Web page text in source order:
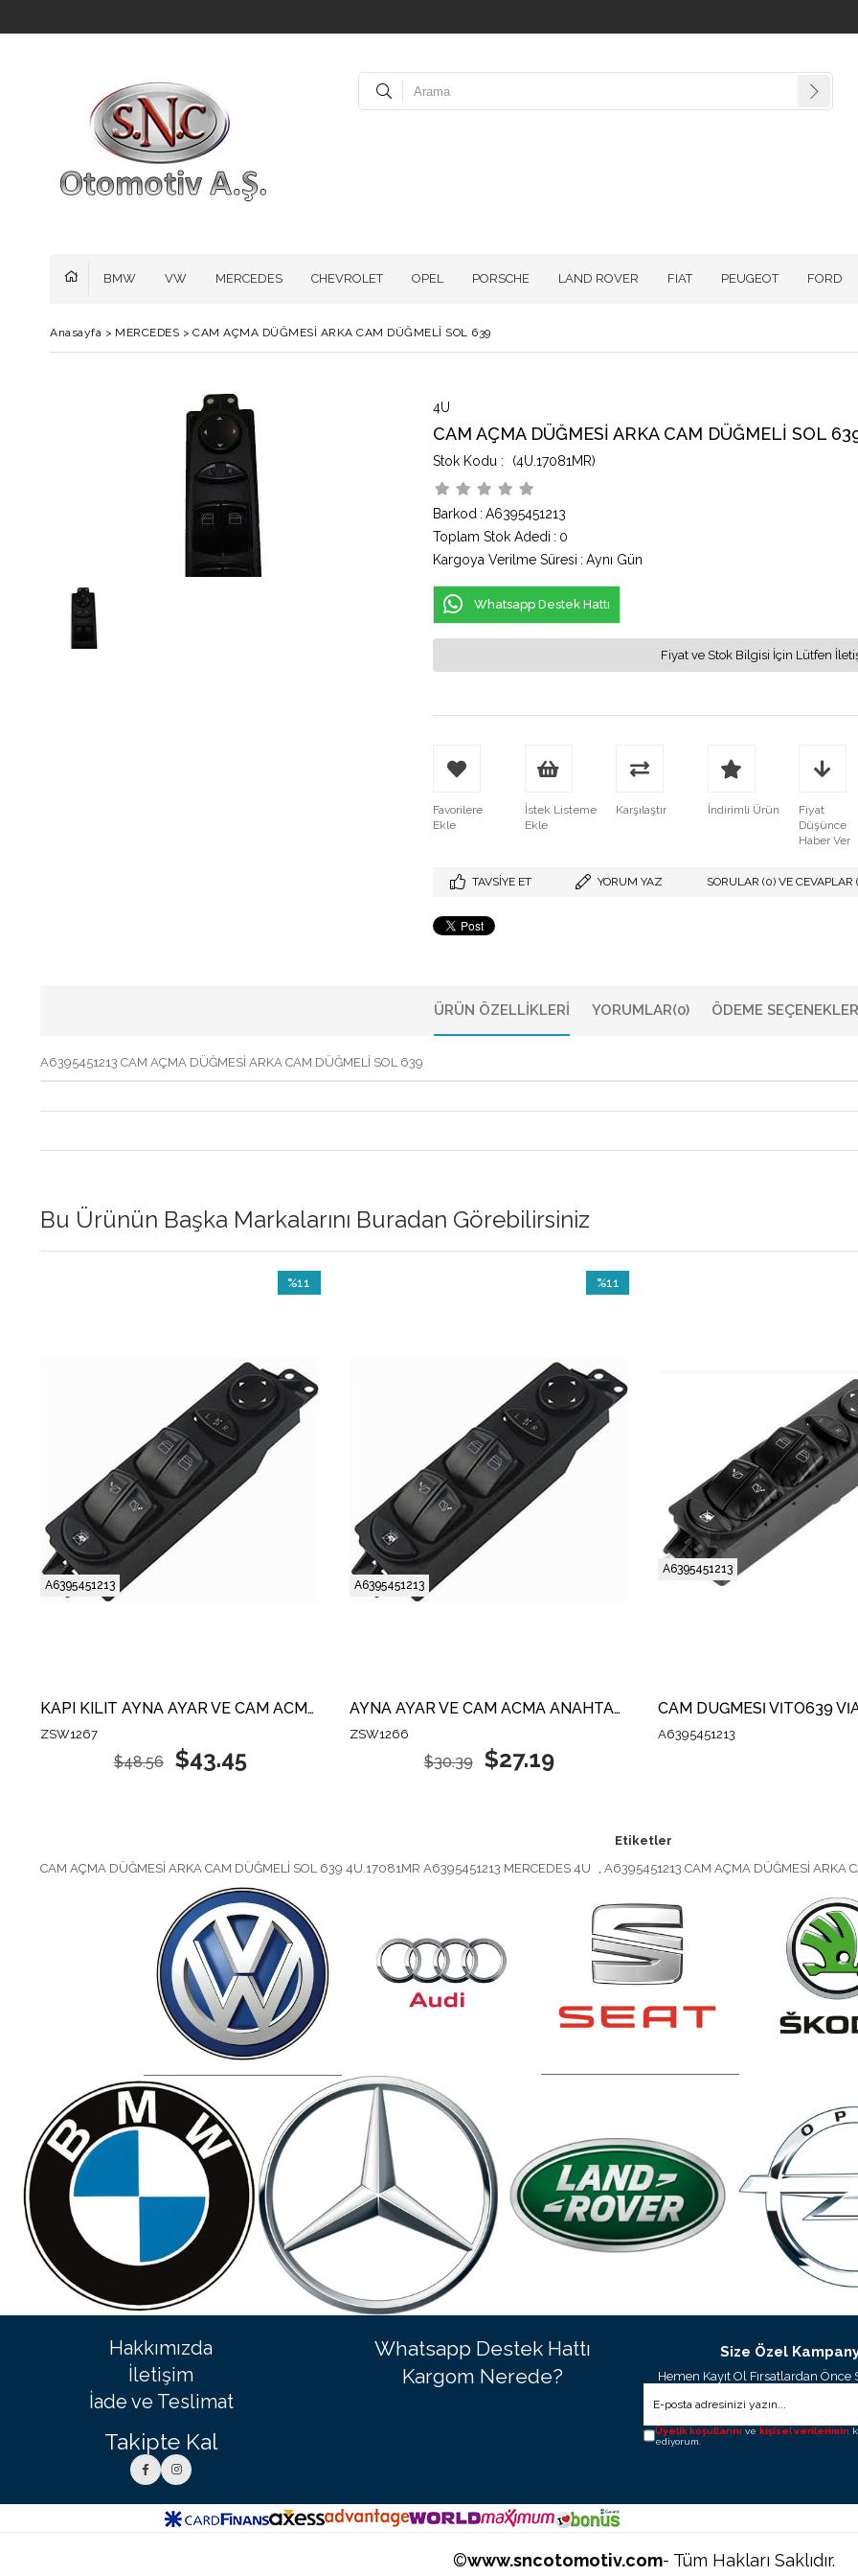
BMW VW MERCEDES CHEVROLET OPEL PORSCHE LAND ROVER FIAT PEUGEOT FORD
Anasayfa > MERCEDES > CAM AÇMA DÜĞMESİ ARKA CAM DÜĞMELİ SOL 639
4U
CAM AÇMA DÜĞMESİ ARKA CAM DÜĞMELİ SOL
(4U.17081MR)
Barkod : A6395451213
Toplam Stok Adedi : 0
Kargoya Verilme Süresi : Aynı Gün
Whatsapp Destek Hattı
Fiyat ve Stok Bilgisi İçin Lütfen
Favorilere
Ekle
İstek Listeme
Ekle
Karşılaştır İndirimli Ürün
Fiyat
Düşünce
Haber Ver
TAVSIYE ET YORUM YAZ SORULAR (0) VE CEVAPLAR
ÜRÜN ÖZELLIKLERI YORUMLAR(0) ÖDEME
A6395451213 CAM AÇMA DÜĞMESİ ARKA CAM DÜĞMELİ SOL 639
Bu Ürünün Başka Markalarını Buradan Görebilirsiniz
KAPI KILIT AYNA AYAR VE CAM ACMA ANAHTARI GRUP 10 PIN MERCEDES VITO - VIANO 2003-2014
ZSW1267
$43.45
$48.56
%11
A6395451213
AYNA AYAR VE CAM ACMA ANAHTARI GRUP 10 PIN KATLANIR AYNA L-R MERCEDES VITO (W639)- VIANO (W639) 2003-2014
ZSW1266
$27.19
$30.39
%11
A6395451213
A6395451213
A6395451213
Etiketler
CAM AÇMA DÜĞMESİ ARKA CAM DÜĞMELİ SOL 639 4U.17081MR A6395451213 MERCEDES 4U
A6395451213 CAM AÇMA DÜĞMESİ ARKA
Hakkımızda
İletişim
İade ve Teslimat
Takipte Kal
Whatsapp Destek Hattı
Kargom Nerede?
Size Özel
Hemen Kayıt Ol Fırsatlardan Önce
Üyelik koşullarını vekişisel verilerimin
ediyorum.
©www.sncotomotiv.com- Tüm Hakları Saklıdır.